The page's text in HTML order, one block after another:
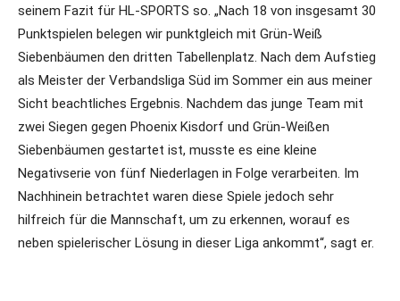
seinem Fazit für HL-SPORTS so. „Nach 18 von insgesamt 30
Punktspielen belegen wir punktgleich mit Grün-Weiß
Siebenbäumen den dritten Tabellenplatz. Nach dem Aufstieg
als Meister der Verbandsliga Süd im Sommer ein aus meiner
Sicht beachtliches Ergebnis. Nachdem das junge Team mit
zwei Siegen gegen Phoenix Kisdorf und Grün-Weißen
Siebenbäumen gestartet ist, musste es eine kleine
Negativserie von fünf Niederlagen in Folge verarbeiten. Im
Nachhinein betrachtet waren diese Spiele jedoch sehr
hilfreich für die Mannschaft, um zu erkennen, worauf es
neben spielerischer Lösung in dieser Liga ankommt“, sagt er.